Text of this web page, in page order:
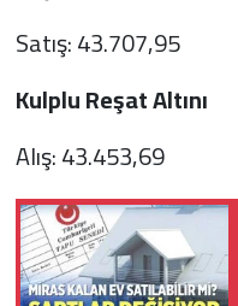
Satış: 43.707,95
Kulplu Reşat Altını
Alış: 43.453,69